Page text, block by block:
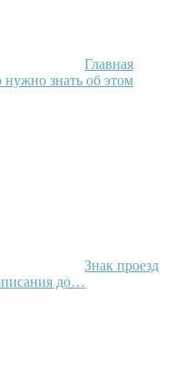
Главная
знать об этом
Знак проезд
до…